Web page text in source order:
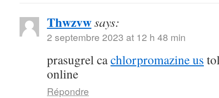
Thwzvwsays:
2 septembre 2023 at 12 h 48 min
prasugrel cachlorpromazine us
online
Répondre